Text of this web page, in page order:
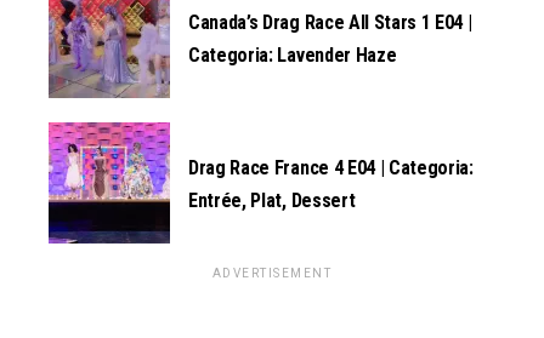
Canada’s Drag Race All Stars 1 E04 |
Categoria: Lavender Haze
Drag Race France 4 E04 | Categoria:
Entrée, Plat, Dessert
ADVERTISEMENT